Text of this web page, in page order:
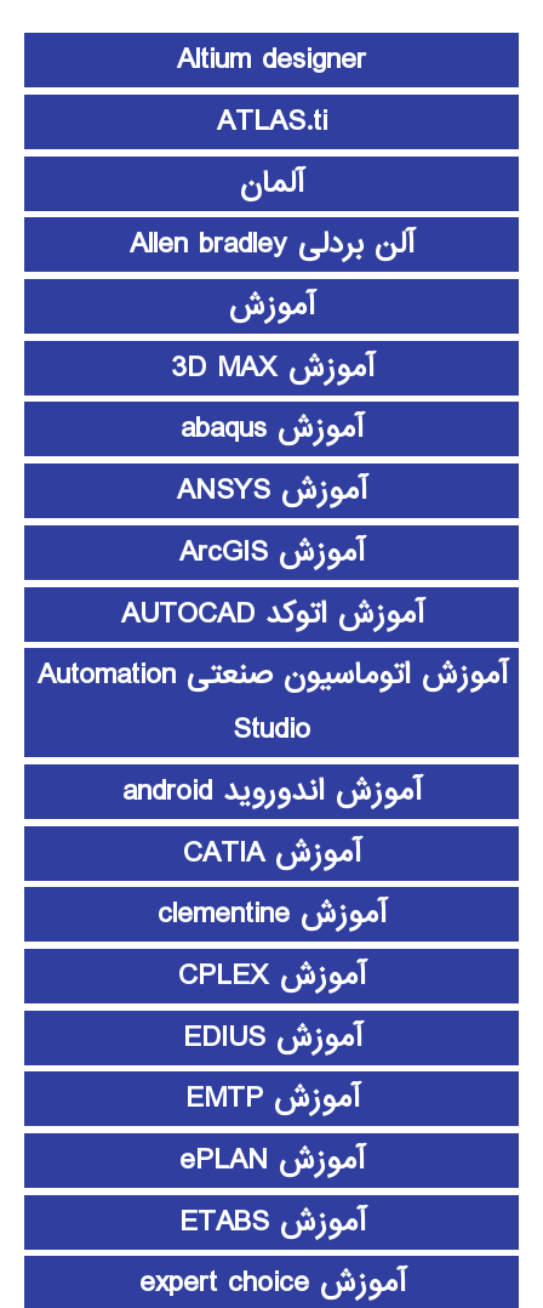
Altium designer
ATLAS.ti
آلمان
آلن بردلی Allen bradley
آموزش
آموزش 3D MAX
آموزش abaqus
آموزش ANSYS
آموزش ArcGIS
آموزش اتوکد AUTOCAD
آموزش اتوماسیون صنعتی Automation
Studio
آموزش اندوروید android
آموزش CATIA
آموزش clementine
آموزش CPLEX
آموزش EDIUS
آموزش EMTP
آموزش ePLAN
آموزش ETABS
آموزش expert choice